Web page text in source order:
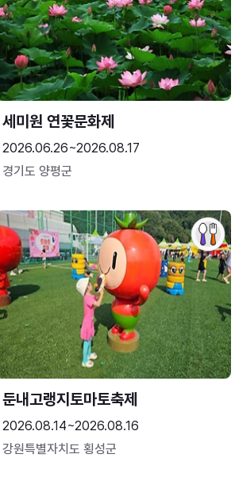
세미원 연꽃문화제
2026.06.26~2026.08.17
경기도 양평군
둔내고랭지토마토축제
2026.08.14~2026.08.16
강원특별자치도 횡성군